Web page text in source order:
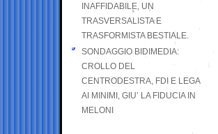
INAFFIDABILE, UN
TRASVERSALISTA E
TRASFORMISTA BESTIALE.
SONDAGGIO BIDIMEDIA:
CROLLO DEL
CENTRODESTRA, FDI E LEGA
AI MINIMI, GIU’ LA FIDUCIA IN
MELONI